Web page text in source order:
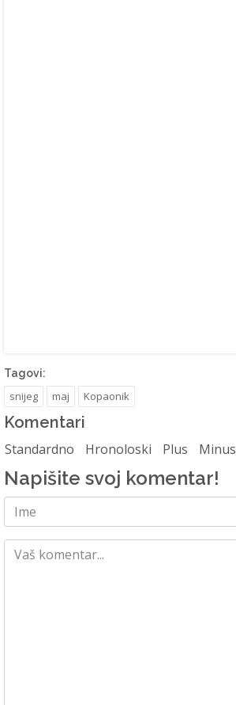
Tagovi:
snijeg maj Kopaonik
Komentari
Standardno Hronoloski Plus Minus
Napišite svoj komentar!